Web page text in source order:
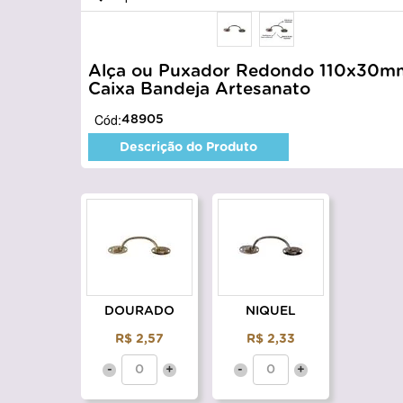
Alça ou Puxador Redondo
Caixa Bandeja Artesanato
Cód:48905
Descrição do Produto
DOURADO
R$ 2,57
- +
NIQUEL
R$ 2,33
- +